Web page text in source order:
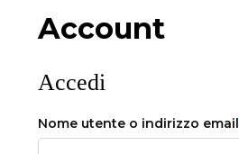
Account
Accedi
Nome utente o indirizzo email